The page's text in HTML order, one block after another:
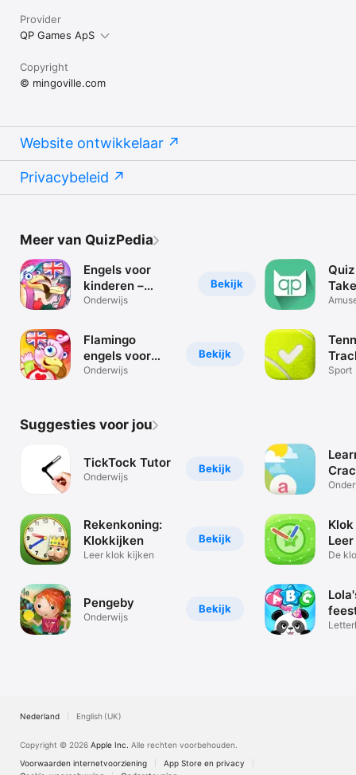
Provider
QP Games ApS
Copyright
© mingoville.com
Website ontwikkelaar
Privacybeleid
Meer van QuizPedia
Bekijk
Engels voor
kinderen –
Basisschooleditie
bevat leuke
spelletjes en
activiteiten
waarmee
spelenderwijs
Onderwijs
Bekijk
Flamingo
engels voor
kinderen
Onderwijs
and
Sport
Suggesties voor jou
Bekijk
TickTock Tutor
Onderwijs
Bekijk
Rekenkoning:
Klokkijken
Leer klok kijken
Bekijk
Pengeby
Onderwijs
De
Nederland English (UK)
Copyright © 2026 Apple Inc. Alle rechten voorbehouden.
Voorwaarden internetvoorziening
App Store en privacy